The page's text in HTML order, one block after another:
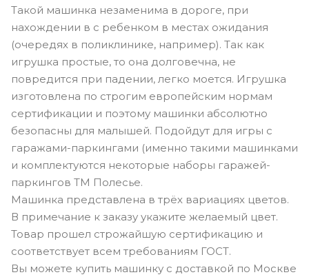
Такой машинка незаменима в дороге, при
нахождении в с ребенком в местах ожидания
(очередях в поликлинике, например). Так как
игрушка простые, то она долговечна, не
повредится при падении, легко моется. Игрушка
изготовлена по строгим европейским нормам
сертификации и поэтому машинки абсолютно
безопасны для малышей. Подойдут для игры с
гаражами-паркингами (именно такими машинками
и комплектуются некоторые наборы гаражей-
паркингов ТМ Полесье.
Машинка представлена в трёх вариациях цветов.
В примечание к заказу укажите желаемый цвет.
Товар прошел строжайшую сертификацию и
соответствует всем требованиям ГОСТ.
Вы можете купить машинку с доставкой по Москве